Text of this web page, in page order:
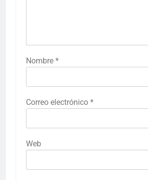
Nombre *
Correo electrónico *
Web